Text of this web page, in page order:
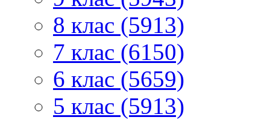
8 клас (5913)
7 клас (6150)
6 клас (5659)
5 клас (5913)